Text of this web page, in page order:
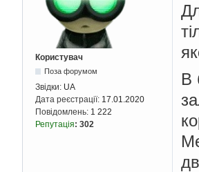
Користувач
Поза форумом
Звідки: UA
Дата реєстрації: 17.01.2020
Повідомлень: 1 222
Репутація: 302
В